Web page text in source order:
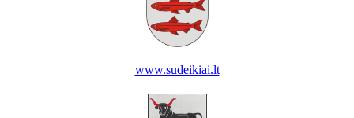
www.sudeikiai.lt